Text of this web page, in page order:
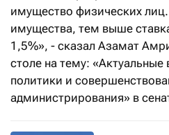
имущество физических
имущества, тем выше
1,5%», - сказал Азамат
столе на тему:
политики и
администрирования» в